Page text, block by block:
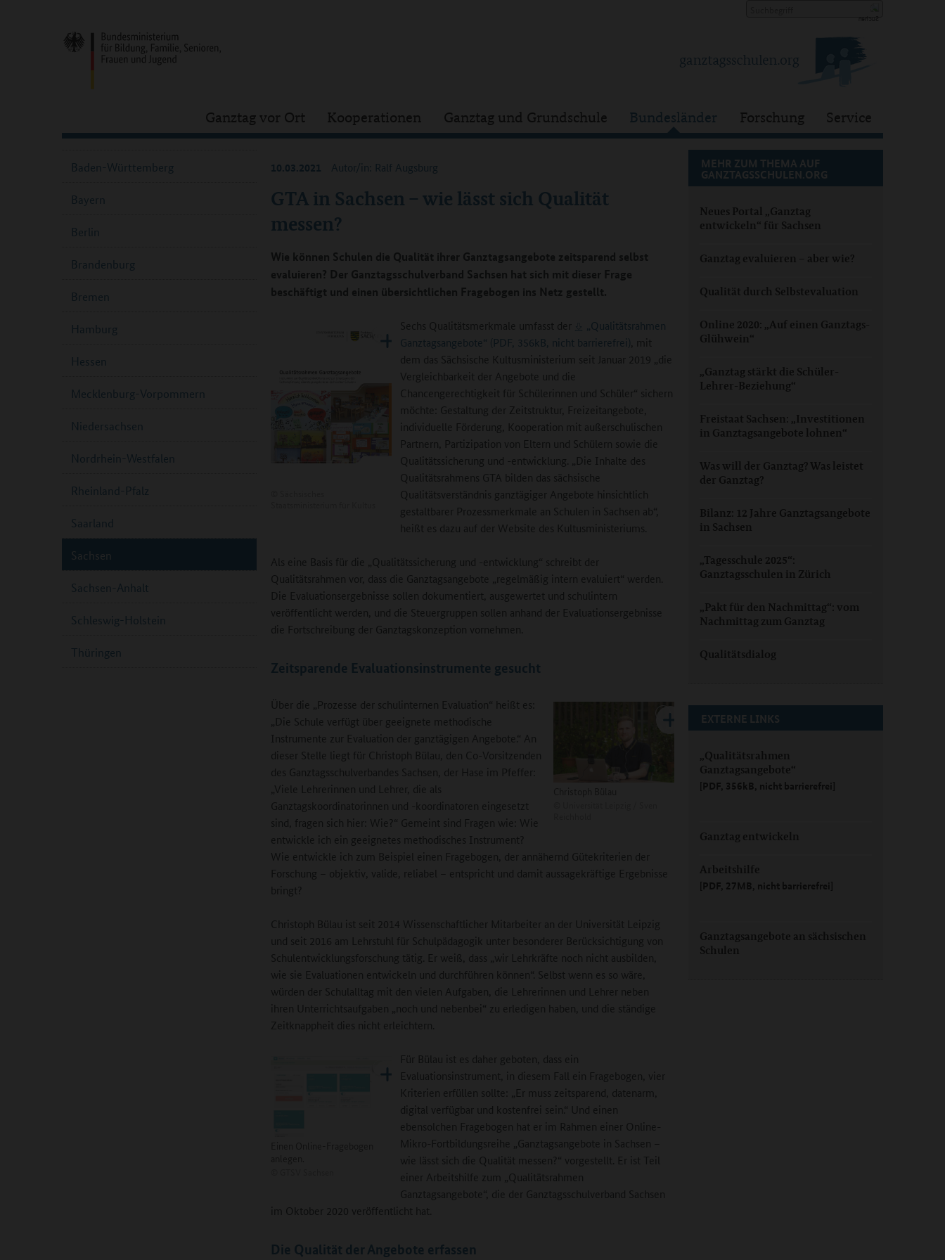
Ganztag vor Ort Kooperationen Ganztag und Grundschule Bundesländer Forschung Service
GTA in Sachsen – wie lässt sich Qualität
messen?
10.03.2021 Autor/in: Ralf Augsburg
Wie können Schulen die Qualität ihrer Ganztagsangebote zeitsparend selbst
evaluieren? Der Ganztagsschulverband Sachsen hat sich mit dieser Frage
beschäftigt und einen übersichtlichen Fragebogen ins Netz gestellt.
Sechs Qualitätsmerkmale umfasst der
„Qualitätsrahmen
Ganztagsangebote“ (PDF, 356kB, nicht barrierefrei) , mit
dem das Sächsische Kultusministerium seit Januar 2019 „die
Vergleichbarkeit der Angebote und die
Chancengerechtigkeit für Schülerinnen und Schüler“ sichern
möchte: Gestaltung der Zeitstruktur, Freizeitangebote,
individuelle Förderung, Kooperation mit außerschulischen
Partnern, Partizipation von Eltern und Schülern sowie die
Qualitätssicherung und -entwicklung. „Die Inhalte des
Qualitätsrahmens GTA bilden das sächsische
Qualitätsverständnis ganztägiger Angebote hinsichtlich
gestaltbarer Prozessmerkmale an Schulen in Sachsen ab“,
heißt es dazu auf der Website des Kultusministeriums.
Als eine Basis für die „Qualitätssicherung und -entwicklung“ schreibt der
Qualitätsrahmen vor, dass die Ganztagsangebote „regelmäßig intern evaluiert“ werden.
Die Evaluationsergebnisse sollen dokumentiert, ausgewertet und schulintern
veröffentlicht werden, und die Steuergruppen sollen anhand der Evaluationsergebnisse
die Fortschreibung der Ganztagskonzeption vornehmen.
Zeitsparende Evaluationsinstrumente gesucht
Über die „Prozesse der schulinternen Evaluation“ heißt es:
„Die Schule verfügt über geeignete methodische
Instrumente zur Evaluation der ganztägigen Angebote.“ An
dieser Stelle liegt für Christoph Bülau, den Co-Vorsitzenden
des Ganztagsschulverbandes Sachsen, der Hase im Pfeffer:
„Viele Lehrerinnen und Lehrer, die als
Ganztagskoordinatorinnen und -koordinatoren eingesetzt
sind, fragen sich hier: Wie?“ Gemeint sind Fragen wie: Wie
entwickle ich ein geeignetes methodisches Instrument?
Wie entwickle ich zum Beispiel einen Fragebogen, der annähernd Gütekriterien der
Forschung – objektiv, valide, reliabel – entspricht und damit aussagekräftige Ergebnisse
bringt?
Christoph Bülau ist seit 2014 Wissenschaftlicher Mitarbeiter an der Universität Leipzig
und seit 2016 am Lehrstuhl für Schulpädagogik unter besonderer Berücksichtigung von
Schulentwicklungsforschung tätig. Er weiß, dass „wir Lehrkräfte noch nicht ausbilden,
wie sie Evaluationen entwickeln und durchführen können“. Selbst wenn es so wäre,
würden der Schulalltag mit den vielen Aufgaben, die Lehrerinnen und Lehrer neben
ihren Unterrichtsaufgaben „noch und nebenbei“ zu erledigen haben, und die ständige
Zeitknappheit dies nicht erleichtern.
Für Bülau ist es daher geboten, dass ein
Evaluationsinstrument, in diesem Fall ein Fragebogen, vier
Kriterien erfüllen sollte: „Er muss zeitsparend, datenarm,
digital verfügbar und kostenfrei sein.“ Und einen
ebensolchen Fragebogen hat er im Rahmen einer Online-
Mikro-Fortbildungsreihe „Ganztagsangebote in Sachsen –
wie lässt sich die Qualität messen?“ vorgestellt. Er ist Teil
einer Arbeitshilfe zum „Qualitätsrahmen
Ganztagsangebote“, die der Ganztagsschulverband Sachsen
im Oktober 2020 veröffentlicht hat.
Die Qualität der Angebote erfassen
MEHR ZUM THEMA AUF
GANZTAGSSCHULEN.ORG
Neues Portal „Ganztag
entwickeln“ für Sachsen
Ganztag evaluieren – aber wie?
Qualität durch Selbstevaluation
Online 2020: „Auf einen Ganztags-
Glühwein“
„Ganztag stärkt die Schüler-
Lehrer-Beziehung“
Freistaat Sachsen: „Investitionen
in Ganztagsangebote lohnen“
Was will der Ganztag? Was leistet
der Ganztag?
Bilanz: 12 Jahre Ganztagsangebote
in Sachsen
„Tagesschule 2025“:
Ganztagsschulen in Zürich
„Pakt für den Nachmittag“: vom
Nachmittag zum Ganztag
Qualitätsdialog
EXTERNE LINKS
„Qualitätsrahmen
Ganztagsangebote“
[PDF, 356kB, nicht barrierefrei]
Ganztag entwickeln
Arbeitshilfe
[PDF, 27MB, nicht barrierefrei]
Ganztagsangebote an sächsischen
Schulen
Baden-Württemberg
Bayern
Berlin
Brandenburg
Bremen
Hamburg
Hessen
Mecklenburg-Vorpommern
Niedersachsen
Nordrhein-Westfalen
Rheinland-Pfalz
Saarland
Sachsen
Sachsen-Anhalt
Schleswig-Holstein
Thüringen